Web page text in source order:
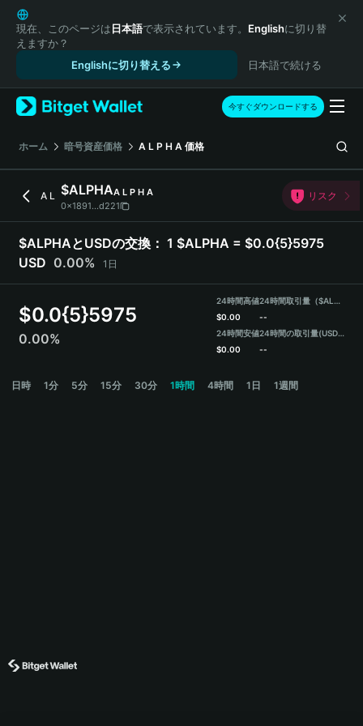
English
日本語
Tiếng Việt
Español (Latinoamérica)
Türkçe
Français
Deutsch
繁體中文
Português (Portugal)
Bahasa Indonesia
ภาษาไทย
हिन्दी
Español
Português (Brasil)
現在、このページは日本語で表示されています。 Englishに切り替
えますか？
Englishに切り替える
日本語で続ける
今すぐダウンロードする
ホーム 暗号資産価格 A L P H A 価格
A L $ALPHAA L P H A
0x1891...d221
リスク
$ALPHAとUSDの交換： 1 $ALPHA = $0.0{5}5975
USD 0.00% 1日
$0.0{5}5975
0.00%
24時間高値
$0.00
24時間安値
$0.00
24時間取引量（$ALPHA）
--
24時間の取引量(USDT)
--
日時 1分 5分 15分 30分 1時間 4時間 1日 1週間